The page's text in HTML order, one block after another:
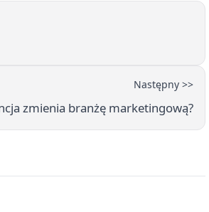
Następny >>
zmienia branżę marketingową?